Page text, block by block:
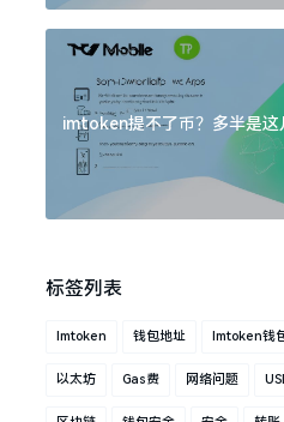
imtoken提不了币？多半是这
标签列表
Imtoken 钱包地址 Imtoken钱
以太坊 Gas费 网络问题